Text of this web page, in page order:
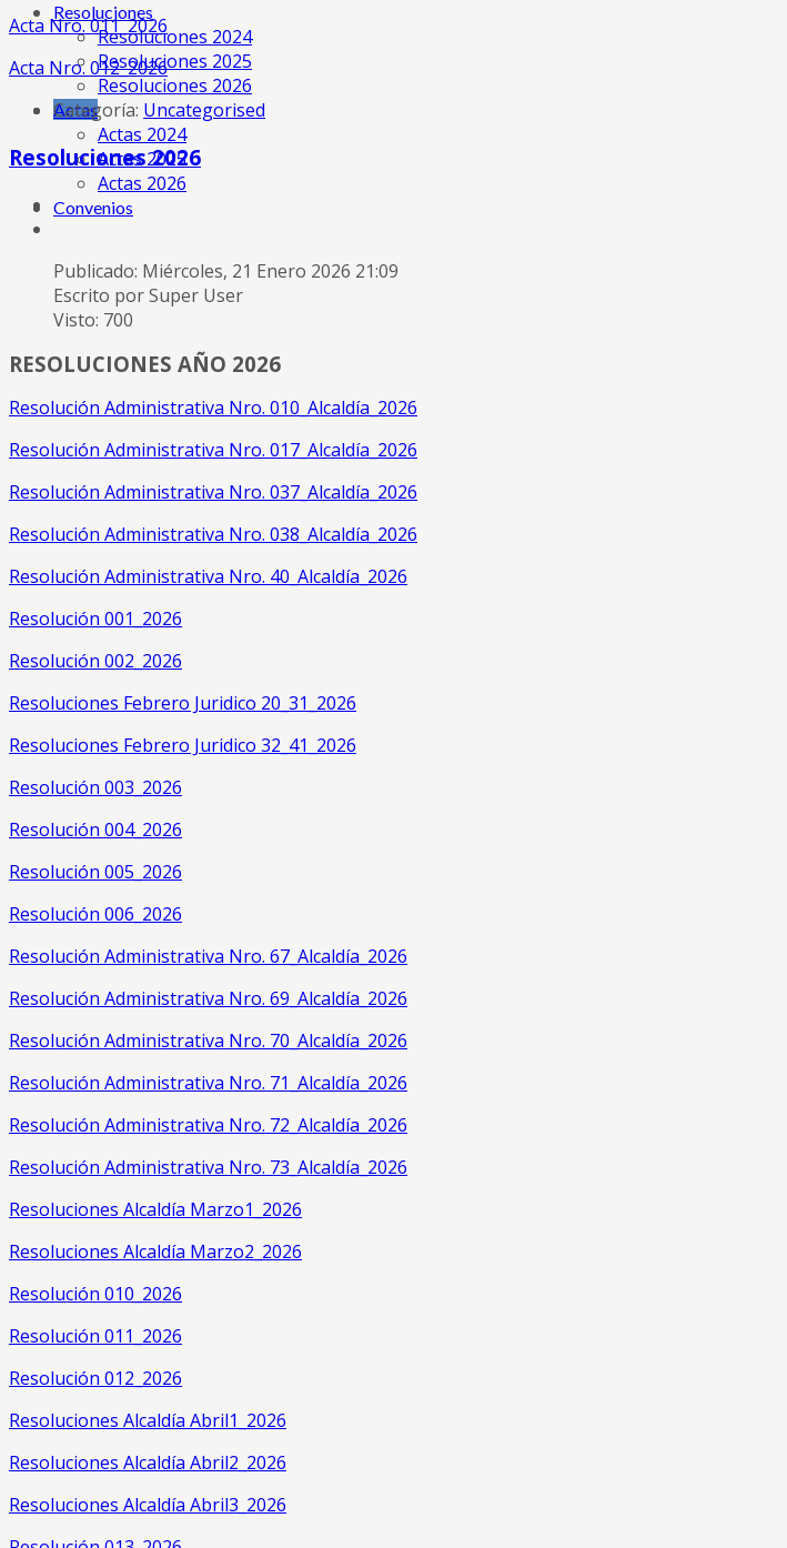
Resoluciones
Resoluciones 2024
Resoluciones 2025
Resoluciones 2026
Actas
Actas 2024
Actas 2025
Actas 2026
Convenios
Acta Nro. 011_2026
Acta Nro. 012_2026
Categoría: Uncategorised
Resoluciones 2026
Publicado: Miércoles, 21 Enero 2026 21:09
Escrito por Super User
Visto: 700
RESOLUCIONES AÑO 2026
Resolución Administrativa Nro. 010_Alcaldía_2026
Resolución Administrativa Nro. 017_Alcaldía_2026
Resolución Administrativa Nro. 037_Alcaldía_2026
Resolución Administrativa Nro. 038_Alcaldía_2026
Resolución Administrativa Nro. 40_Alcaldía_2026
Resolución 001_2026
Resolución 002_2026
Resoluciones Febrero Juridico 20_31_2026
Resoluciones Febrero Juridico 32_41_2026
Resolución 003_2026
Resolución 004_2026
Resolución 005_2026
Resolución 006_2026
Resolución Administrativa Nro. 67_Alcaldía_2026
Resolución Administrativa Nro. 69_Alcaldía_2026
Resolución Administrativa Nro. 70_Alcaldía_2026
Resolución Administrativa Nro. 71_Alcaldía_2026
Resolución Administrativa Nro. 72_Alcaldía_2026
Resolución Administrativa Nro. 73_Alcaldía_2026
Resoluciones Alcaldía Marzo1_2026
Resoluciones Alcaldía Marzo2_2026
Resolución 010_2026
Resolución 011_2026
Resolución 012_2026
Resoluciones Alcaldía Abril1_2026
Resoluciones Alcaldía Abril2_2026
Resoluciones Alcaldía Abril3_2026